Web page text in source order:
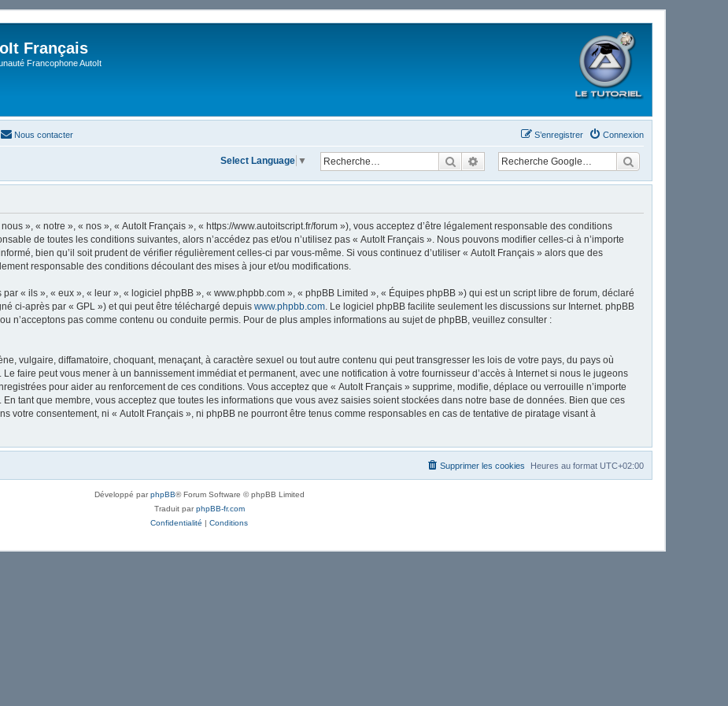
Français
Francophone AutoIt
Nous contacter Connexion
S’enregistrer
RechercherRecherche avancée
Select Language ▼
», « notre », « nos », « AutoIt Français », « https://www.autoitscript.fr/forum »), vous acceptez d’être légalement responsable des conditions
de toutes les conditions suivantes, alors n’accédez pas et/ou n’utilisez pas « AutoIt Français ». Nous pouvons modifier celles-ci à n’importe
bien qu’il soit prudent de vérifier régulièrement celles-ci par vous-même. Si vous continuez d’utiliser « AutoIt Français » alors que des
responsable des conditions découlant des mises à jour et/ou modifications.
« ils », « eux », « leur », « logiciel phpBB », « www.phpbb.com », « phpBB Limited », « Équipes phpBB ») qui est un script libre de forum, déclaré
ci-après par « GPL ») et qui peut être téléchargé depuis www.phpbb.com. Le logiciel phpBB facilite seulement les discussions sur Internet. phpBB
n’acceptons pas comme contenu ou conduite permis. Pour de plus amples informations au sujet de phpBB, veuillez consulter :
vulgaire, diffamatoire, choquant, menaçant, à caractère sexuel ou tout autre contenu qui peut transgresser les lois de votre pays, du pays où
faire peut vous mener à un bannissement immédiat et permanent, avec une notification à votre fournisseur d’accès à Internet si nous le jugeons
pour aider au renforcement de ces conditions. Vous acceptez que « AutoIt Français » supprime, modifie, déplace ou verrouille n’importe
tant que membre, vous acceptez que toutes les informations que vous avez saisies soient stockées dans notre base de données. Bien que ces
votre consentement, ni « AutoIt Français », ni phpBB ne pourront être tenus comme responsables en cas de tentative de piratage visant à
Heures au format UTC+02:00
Supprimer les cookies
Développé parphpBB® Forum Software © phpBB Limited
Traduit parphpBB-fr.com
Confidentialité | Conditions